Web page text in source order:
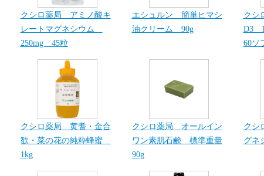
クシロ薬局 アミノ酸キ
レートマグネシウム
250mg 45粒
エシュルン 簡単ヒマシ
油クリーム 90g
クシ
D3
60ソ
クシロ薬局 黄耆・金合
歓・菜の花の純粋蜂蜜
1kg
クシロ薬局 オールイン
ワン素肌石鹸 標準重量
90g
クシ
グネ